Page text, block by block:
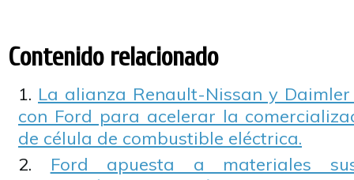
Contenido relacionado
La alianza Renault-Nissan y
con Ford para acelerar la
de célula de combustible eléctrica.
Ford apuesta a materiales